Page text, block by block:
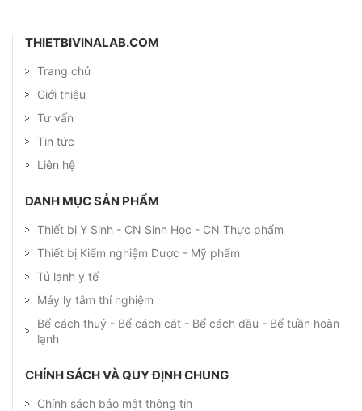
THIETBIVINALAB.COM
Trang chủ
Giới thiệu
Tư vấn
Tin tức
Liên hệ
DANH MỤC SẢN PHẨM
Thiết bị Y Sinh - CN Sinh Học - CN Thực phẩm
Thiết bị Kiểm nghiệm Dược - Mỹ phẩm
Tủ lạnh y tế
Máy ly tâm thí nghiệm
Bể cách thuỷ - Bể cách cát - Bể cách dầu - Bể tuần hoàn
lạnh
CHÍNH SÁCH VÀ QUY ĐỊNH CHUNG
Chính sách bảo mật thông tin